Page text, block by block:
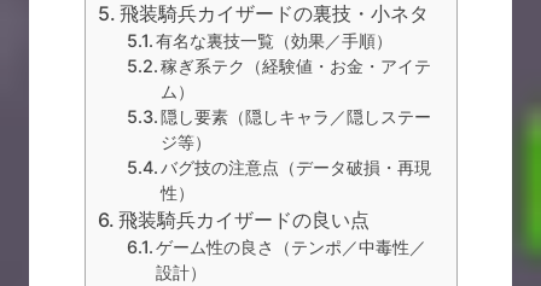
飛装騎兵カイザードの裏技・小ネタ
有名な裏技一覧（効果／手順）
稼ぎ系テク（経験値・お金・アイテ
ム）
隠し要素（隠しキャラ／隠しステー
ジ等）
バグ技の注意点（データ破損・再現
性）
飛装騎兵カイザードの良い点
ゲーム性の良さ（テンポ／中毒性／
設計）